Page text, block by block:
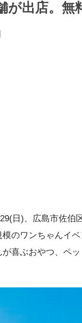
が出店。無
日)、広島市佐伯
のワンちゃんイ
喜ぶおやつ、ペ